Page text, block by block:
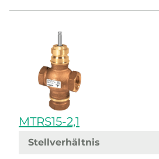
MTRS15-2,1
Stellverhältnis